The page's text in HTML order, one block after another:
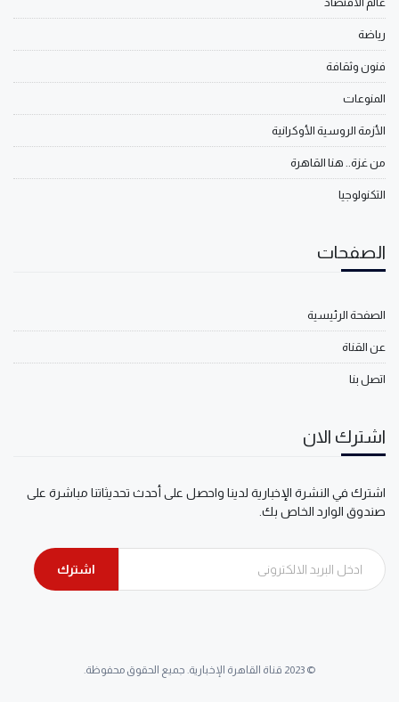
رياضة
فنون وثقافة
المنوعات
الأزمة الروسية الأوكرانية
من غزة.. هنا القاهرة
التكنولوجيا
الصفحات
الصفحة الرئيسية
عن القناة
اتصل بنا
اشترك الان
اشترك في النشرة الإخبارية لدينا واحصل على أحدث تحديثاتنا مباشرة على
صندوق الوارد الخاص بك.
اشترك
© 2023 قناة القاهرة الإخبارية. جميع الحقوق محفوظة.